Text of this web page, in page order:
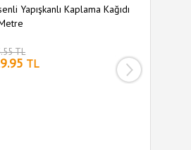
Yapışkanlı Kaplama Kağıdı
TL
TL